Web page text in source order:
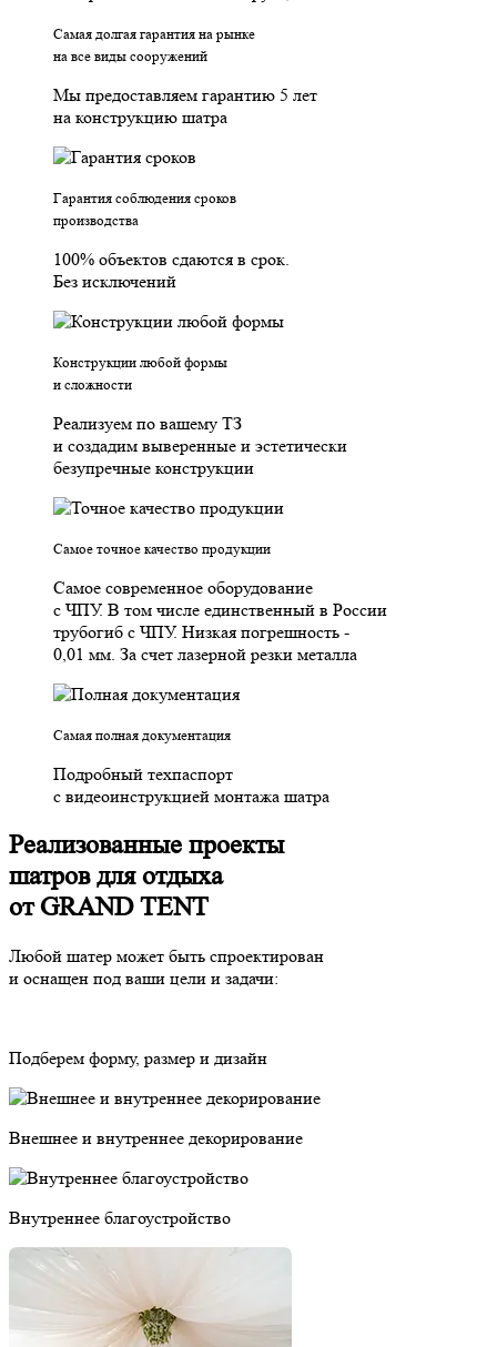
Самая долгая гарантия на рынке
на все виды сооружений
Мы предоставляем гарантию 5 лет
на конструкцию шатра
Гарантия соблюдения сроков
производства
100% объектов сдаются в срок.
Без исключений
Конструкции любой формы
и сложности
Реализуем по вашему ТЗ
и создадим выверенные и эстетически
безупречные конструкции
Самое точное качество продукции
Самое современное оборудование
с ЧПУ. В том числе единственный в России
трубогиб с ЧПУ. Низкая погрешность -
0,01 мм. За счет лазерной резки металла
Самая полная документация
Подробный техпаспорт
с видеоинструкцией монтажа шатра
Реализованные проекты
шатров для отдыха
от GRAND TENT
Любой шатер может быть спроектирован
и оснащен под ваши цели и задачи:
Подберем форму, размер и дизайн
Внешнее и внутреннее декорирование
Внутреннее благоустройство